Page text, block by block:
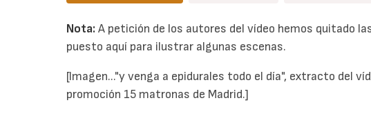
Nota: A petición de los autores del vídeo hemos quitado
puesto aquí para ilustrar algunas escenas.
[Imagen..."y venga a epidurales todo el día", extracto del
promoción 15 matronas de Madrid.]